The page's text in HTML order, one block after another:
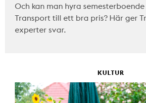
Och kan man hyra
Transport till ett bra pris? Här ger
experter svar.
KULTUR